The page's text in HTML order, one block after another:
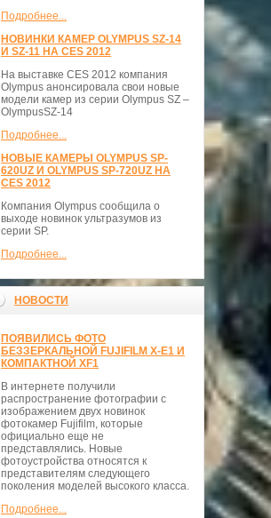
Подробнее...
НОВИНКИ КАМЕР OLYMPUS SZ-14
И SZ-11 НА CES 2012
На выставке CES 2012 компания
Olympus анонсировала свои новые
модели камер из серии Olympus SZ –
OlympusSZ-14
Подробнее...
НОВЫЕ КАМЕРЫ OLYMPUS SP-
620UZ И OLYMPUS SP-720UZ НА
CES 2012
Компания Olympus сообщила о
выходе новинок ультразумов из
серии SP.
Подробнее...
НОВОСТИ
ПОЯВИЛИСЬ ФОТО
БЕЗЗЕРКАЛЬНОЙ FUJIFILM X-E1 И
КОМПАКТНОЙ XF1
В интернете получили
распространение фотографии с
изображением двух новинок
фотокамер Fujifilm, которые
официально еще не
представлялись. Новые
фотоустройства относятся к
представителям следующего
поколения моделей высокого класса.
Подробнее...